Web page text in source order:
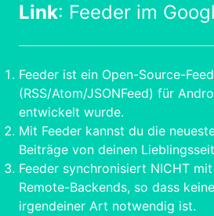
Link: Feeder im
Feeder ist ein Open-Source-
(RSS/Atom/JSONFeed) für
entwickelt wurde.
Mit Feeder kannst du die
Beiträge von deinen
Feeder synchronisiert NICHT
Remote-Backends, so dass
irgendeiner Art notwendig ist.